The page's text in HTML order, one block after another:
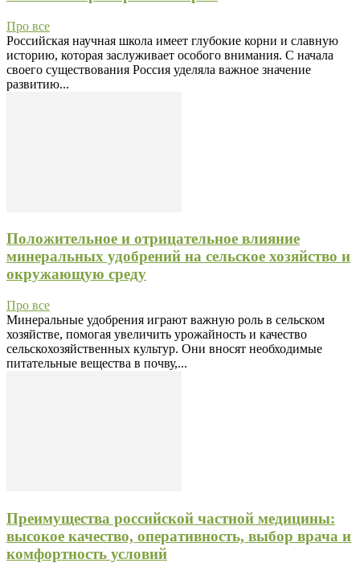
Про все
Российская научная школа имеет глубокие корни и славную
историю, которая заслуживает особого внимания. С начала
своего существования Россия уделяла важное значение
развитию...
Положительное и отрицательное влияние
минеральных удобрений на сельское хозяйство и
окружающую среду
Про все
Минеральные удобрения играют важную роль в сельском
хозяйстве, помогая увеличить урожайность и качество
сельскохозяйственных культур. Они вносят необходимые
питательные вещества в почву,...
Преимущества российской частной медицины:
высокое качество, оперативность, выбор врача и
комфортность условий